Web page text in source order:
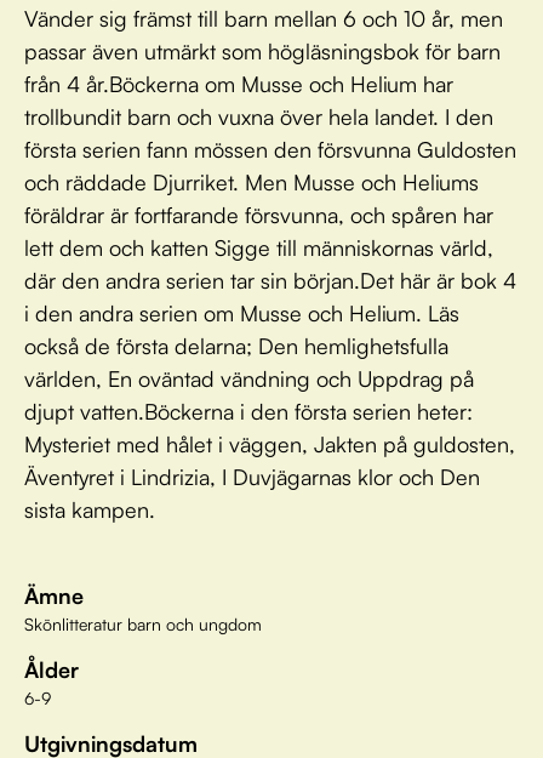
Vänder sig främst till barn mellan 6 och 10 år, men
passar även utmärkt som högläsningsbok för barn
från 4 år.Böckerna om Musse och Helium har
trollbundit barn och vuxna över hela landet. I den
första serien fann mössen den försvunna Guldosten
och räddade Djurriket. Men Musse och Heliums
föräldrar är fortfarande försvunna, och spåren har
lett dem och katten Sigge till människornas värld,
där den andra serien tar sin början.Det här är bok 4
i den andra serien om Musse och Helium. Läs
också de första delarna; Den hemlighetsfulla
världen, En oväntad vändning och Uppdrag på
djupt vatten.Böckerna i den första serien heter:
Mysteriet med hålet i väggen, Jakten på guldosten,
Äventyret i Lindrizia, I Duvjägarnas klor och Den
sista kampen.
Ämne
Skönlitteratur barn och ungdom
Ålder
6-9
Utgivningsdatum